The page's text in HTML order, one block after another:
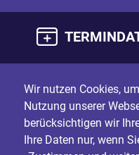
Wir nutzen Cookies,
Nutzung unserer
berücksichtigen wir
Ihre Daten nur, wenn